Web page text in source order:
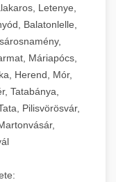
Letenye,
Balatonlelle,
Máriapócs,
Herend, Mór,
Tatabánya,
Pilisvörösvár,